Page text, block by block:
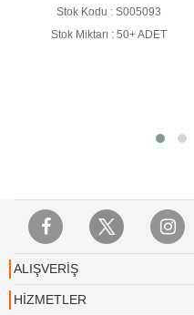
Stok Kodu : S005093
Stok Miktarı : 50+ ADET
ALIŞVERİŞ
HİZMETLER